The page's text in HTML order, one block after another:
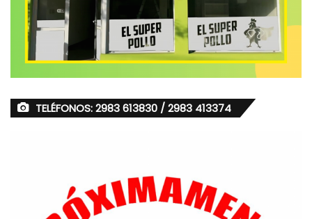
TELÉFONOS: 2983 613830 / 2983 413374